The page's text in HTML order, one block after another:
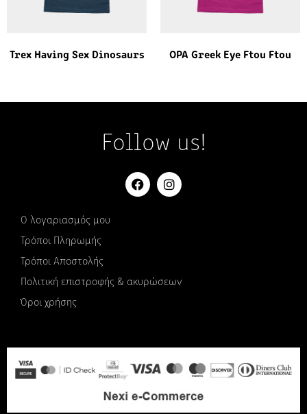
Trex Having Sex Dinosaurs OPA Greek Eye Ftou Ftou
Follow us!
Ο λογαριασμός μου
Τρόποι Πληρωμής
Τρόποι Αποστολής
Πολιτική επιστροφής & ακυρώσεων
Όροι χρήσης